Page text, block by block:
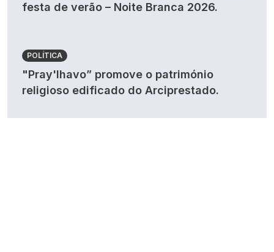
festa de verão – Noite Branca 2026.
POLÍTICA
"Pray'lhavo” promove o património
religioso edificado do Arciprestado.